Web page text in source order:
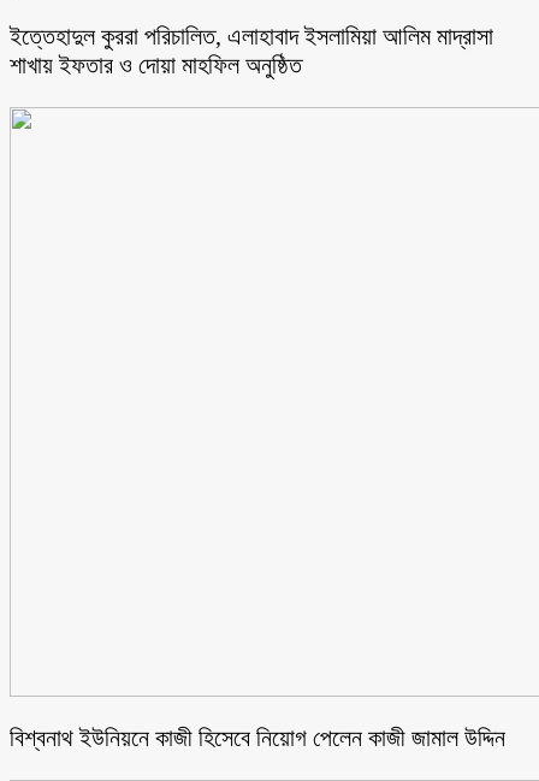
ইত্তেহাদুল কুররা পরিচালিত, এলাহাবাদ ইসলামিয়া আলিম মাদ্রাসা
শাখায় ইফতার ও দোয়া মাহফিল অনুষ্ঠিত
বিশ্বনাথ ইউনিয়নে কাজী হিসেবে নিয়োগ পেলেন কাজী জামাল উদ্দিন